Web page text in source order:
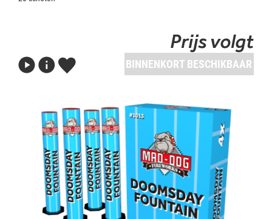
Prijs volgt
BINNENKORT BESCHIKBAAR